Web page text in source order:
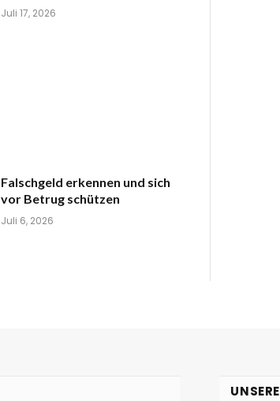
Juli 17, 2026
Falschgeld erkennen und sich
vor Betrug schützen
Juli 6, 2026
UNSERE